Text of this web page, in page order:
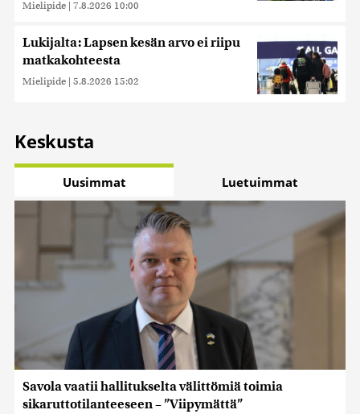
Mielipide | 7.8.2026 10:00
Lukijalta: Lapsen kesän arvo ei riipu
matkakohteesta
Mielipide | 5.8.2026 15:02
Keskusta
Uusimmat Luetuimmat
Savola vaatii hallitukselta välittömiä toimia
sikaruttotilanteeseen – ”Viipymättä”